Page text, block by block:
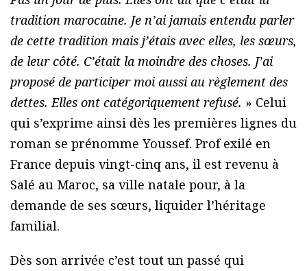
tradition marocaine. Je n’ai jamais entendu parler
de cette tradition mais j’étais avec elles, les sœurs,
de leur côté. C’était la moindre des choses. J’ai
proposé de participer moi aussi au règlement des
dettes. Elles ont catégoriquement refusé. » Celui
qui s’exprime ainsi dès les premières lignes du
roman se prénomme Youssef. Prof exilé en
France depuis vingt-cinq ans, il est revenu à
Salé au Maroc, sa ville natale pour, à la
demande de ses sœurs, liquider l’héritage
familial.
Dès son arrivée c’est tout un passé qui